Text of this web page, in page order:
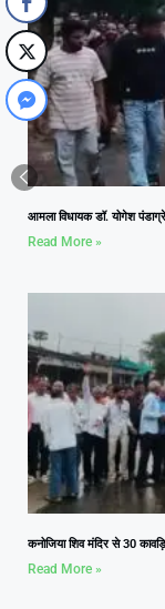
आमला विधायक डॉ. योगेश
Read More »
कनोजिया शिव मंदिर से 30
Read More »